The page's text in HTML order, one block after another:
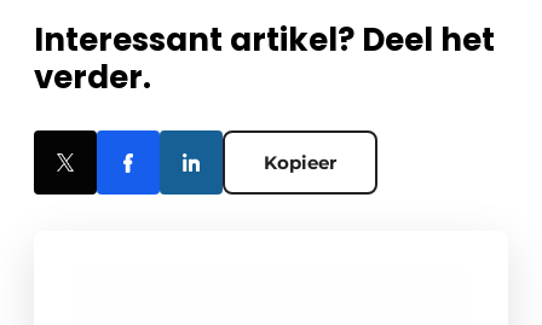
Interessant artikel? Deel het
verder.
Kopieer